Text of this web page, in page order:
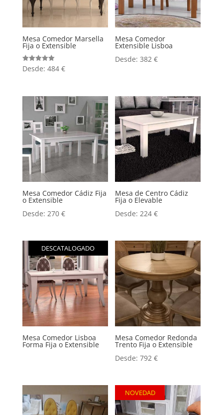
Mesa Comedor Marsella
Fija o Extensible
Valorado
con
Desde: 484 €
Mesa Comedor
Extensible Lisboa
Desde:382€
Mesa Comedor Cádiz Fija
o Extensible
Desde: 270 €
Mesa de Centro Cádiz
Fija o Elevable
Desde: 224€
DESCATALOGADO
Mesa Comedor Lisboa
Forma Fija o Extensible
Mesa Comedor Redonda
Trento Fija o Extensible
Desde:792€
NOVEDAD